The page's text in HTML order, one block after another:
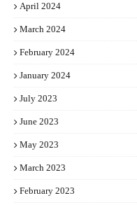
April 2024
March 2024
February 2024
January 2024
July 2023
June 2023
May 2023
March 2023
February 2023